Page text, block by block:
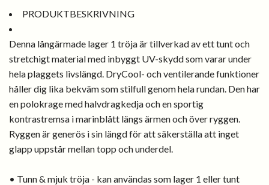
PRODUKTBESKRIVNING
Denna långärmade lager 1 tröja är tillverkad av ett tunt och
stretchigt material med inbyggt UV-skydd som varar under
hela plaggets livslängd. DryCool- och ventilerande funktioner
håller dig lika bekväm som stilfull genom hela rundan. Den har
en polokrage med halvdragkedja och en sportig
kontrastremsa i marinblått längs ärmen och över ryggen.
Ryggen är generös i sin längd för att säkerställa att inget
glapp uppstår mellan topp och underdel.
• Tunn & mjuk tröja - kan användas som lager 1 eller tunt